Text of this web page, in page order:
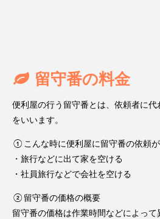
留守番の料金
便利屋の行う留守番とは、依頼者に
をいいます。
①こんな時に便利屋に留守番の依頼が
・旅行などに出て家を空ける
・社員旅行などで会社を空ける
②留守番の価格の概要
留守番の価格は作業時間などによっ